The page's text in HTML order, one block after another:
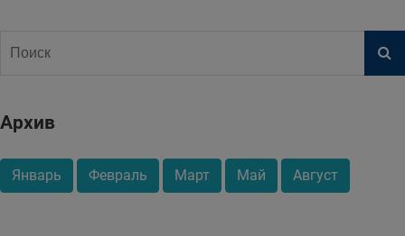
Архив
Январь Февраль Март Май Август